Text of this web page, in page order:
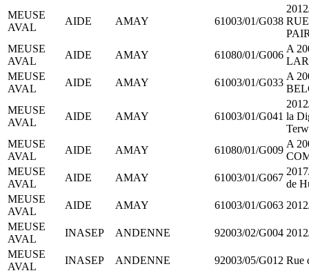
MEUSE
AVAL
AIDE AMAY 61003/01/G038
MEUSE
AVAL
AIDE AMAY 61080/01/G006
A
MEUSE
AVAL
AIDE AMAY 61003/01/G033
A
MEUSE
AVAL
AIDE AMAY 61003/01/G041 la
MEUSE
AVAL
AIDE AMAY 61080/01/G009
A
MEUSE
AVAL
AIDE AMAY 61003/01/G067
de
MEUSE
AVAL
AIDE AMAY 61003/01/G063
MEUSE
AVAL
INASEP ANDENNE 92003/02/G004
MEUSE
AVAL
INASEP ANDENNE 92003/05/G012 Rue